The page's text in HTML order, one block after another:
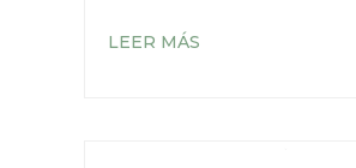
LEER MÁS